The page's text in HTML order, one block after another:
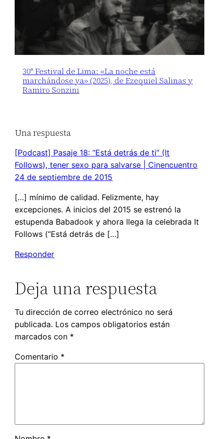
30° Festival de Lima: «La noche está
marchándose ya» (2025), de Ezequiel Salinas y
Ramiro Sonzini
Una respuesta
[Podcast] Pasaje 18: “Está detrás de ti” (It
Follows), tener sexo para salvarse | Cinencuentro
24 de septiembre de 2015
[…] mínimo de calidad. Felizmente, hay
excepciones. A inicios del 2015 se estrenó la
estupenda Babadook y ahora llega la celebrada It
Follows (“Está detrás de […]
Responder
Deja una respuesta
Tu dirección de correo electrónico no será
publicada. Los campos obligatorios están
marcados con *
Comentario *